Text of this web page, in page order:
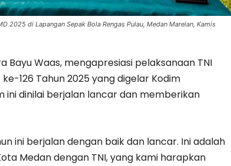
2025 di Lapangan Sepak Bola Rengas Pulau, Medan Marelan, Kamis
Bayu Waas, mengapresiasi pelaksanaan TNI
126 Tahun 2025 yang digelar Kodim
ini dinilai berjalan lancar dan memberikan
ini berjalan dengan baik dan lancar. Ini adalah
Medan dengan TNI, yang kami harapkan